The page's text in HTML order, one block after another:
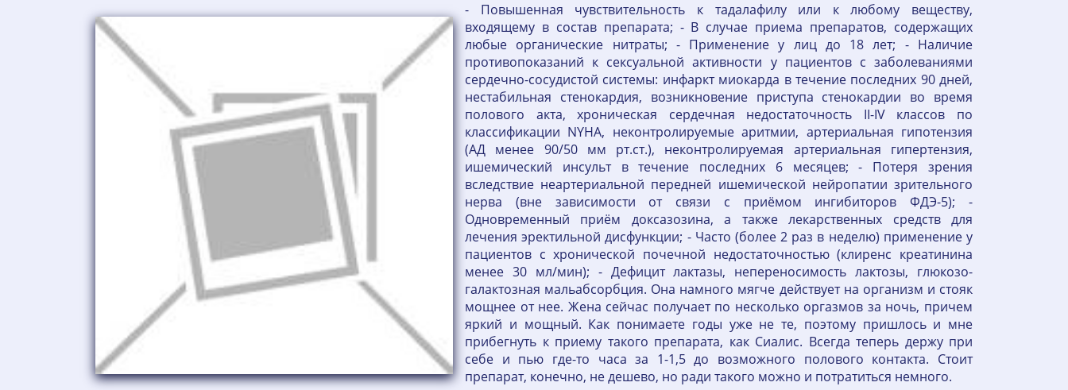
- Повышенная чувствительность к тадалафилу или к любому веществу,
входящему в состав препарата; - В случае приема препаратов, содержащих
любые органические нитраты; - Применение у лиц до 18 лет; - Наличие
противопоказаний к сексуальной активности у пациентов с заболеваниями
сердечно-сосудистой системы: инфаркт миокарда в течение последних 90 дней,
нестабильная стенокардия, возникновение приступа стенокардии во время
полового акта, хроническая сердечная недостаточность II-IV классов по
классификации NYHA, неконтролируемые аритмии, артериальная гипотензия
(АД менее 90/50 мм рт.ст.), неконтролируемая артериальная гипертензия,
ишемический инсульт в течение последних 6 месяцев; - Потеря зрения
вследствие неартериальной передней ишемической нейропатии зрительного
нерва (вне зависимости от связи с приёмом ингибиторов ФДЭ-5); -
Одновременный приём доксазозина, а также лекарственных средств для
лечения эректильной дисфункции; - Часто (более 2 раз в неделю) применение у
пациентов с хронической почечной недостаточностью (клиренс креатинина
менее 30 мл/мин); - Дефицит лактазы, непереносимость лактозы, глюкозо-
галактозная мальабсорбция. Она намного мягче действует на организм и стояк
мощнее от нее. Жена сейчас получает по несколько оргазмов за ночь, причем
яркий и мощный. Как понимаете годы уже не те, поэтому пришлось и мне
прибегнуть к приему такого препарата, как Сиалис. Всегда теперь держу при
себе и пью где-то часа за 1-1,5 до возможного полового контакта. Стоит
препарат, конечно, не дешево, но ради такого можно и потратиться немного.